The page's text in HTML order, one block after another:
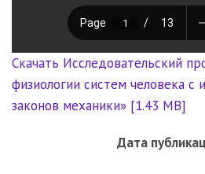
Скачать Исследовательский
физиологии систем человека с
законов механики» [1.43 MB]
Дата